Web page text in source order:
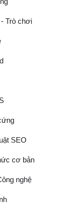
Trò chơi
SEO
cơ bản
nghệ